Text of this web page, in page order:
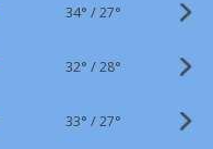
34° /27°
32° /28°
33° /27°